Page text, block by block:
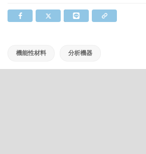
機能性材料 分析機器